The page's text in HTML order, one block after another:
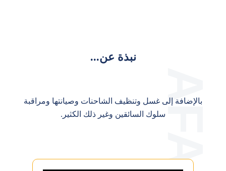
نبذة عن...
بالإضافة إلى غسل وتنظيف الشاحنات وصيانتها ومراقبة
سلوك السائقين وغير ذلك الكثير.